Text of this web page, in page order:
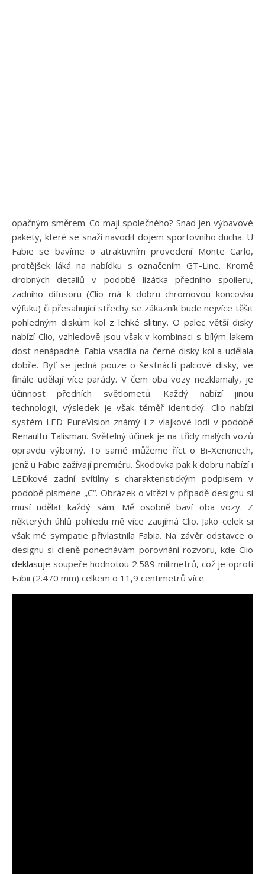
opačným směrem. Co mají společného? Snad jen výbavové
pakety, které se snaží navodit dojem sportovního ducha. U
Fabie se bavíme o atraktivním provedení Monte Carlo,
protějšek láká na nabídku s označením GT-Line. Kromě
drobných detailů v podobě lízátka předního spoileru,
zadního difusoru (Clio má k dobru chromovou koncovku
výfuku) či přesahující střechy se zákazník bude nejvíce těšit
pohledným diskům kol z lehké slitiny. O palec větší disky
nabízí Clio, vzhledově jsou však v kombinaci s bílým lakem
dost nenápadné. Fabia vsadila na černé disky kol a udělala
dobře. Byť se jedná pouze o šestnácti palcové disky, ve
finále udělají více parády. V čem oba vozy nezklamaly, je
účinnost předních světlometů. Každý nabízí jinou
technologii, výsledek je však téměř identický. Clio nabízí
systém LED PureVision známý i z vlajkové lodi v podobě
Renaultu Talisman. Světelný účinek je na třídy malých vozů
opravdu výborný. To samé můžeme říct o Bi-Xenonech,
jenž u Fabie zažívají premiéru. Škodovka pak k dobru nabízí i
LEDkové zadní svítilny s charakteristickým podpisem v
podobě písmene „C“. Obrázek o vítězi v případě designu si
musí udělat každý sám. Mě osobně baví oba vozy. Z
některých úhlů pohledu mě více zaujímá Clio. Jako celek si
však mé sympatie přivlastnila Fabia. Na závěr odstavce o
designu si cíleně ponechávám porovnání rozvoru, kde Clio
deklasuje soupeře hodnotou 2.589 milimetrů, což je oproti
Fabii (2.470 mm) celkem o 11,9 centimetrů více.